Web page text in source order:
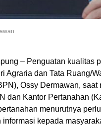
– Penguatan kualitas
Agraria dan Tata Ruang/
Ossy Dermawan,
dan Kantor Pertanahan
menurutnya
informasi kepada